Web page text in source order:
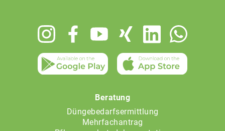
Beratung
Düngebedarfsermittlung
Mehrfachantrag